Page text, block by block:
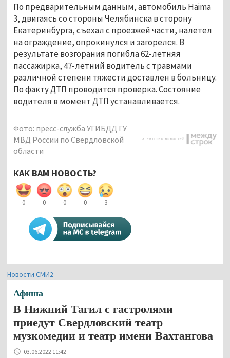
По предварительным данным, автомобиль Haima
3, двигаясь со стороны Челябинска в сторону
Екатеринбурга, съехал с проезжей части, налетел
на ограждение, опрокинулся и загорелся. В
результате возгорания погибла 62-летняя
пассажирка, 47-летний водитель с травмами
различной степени тяжести доставлен в больницу.
По факту ДТП проводится проверка. Состояние
водителя в момент ДТП устанавливается.
Фото: пресс-служба УГИБДД ГУ
МВД России по Свердловской
области
КАК ВАМ НОВОСТЬ?
0 0 0 0 3
Новости СМИ2
Афиша
В Нижний Тагил с гастролями
приедут Свердловский театр
музкомедии и театр имени Вахтангова
03.06.2022 11:42